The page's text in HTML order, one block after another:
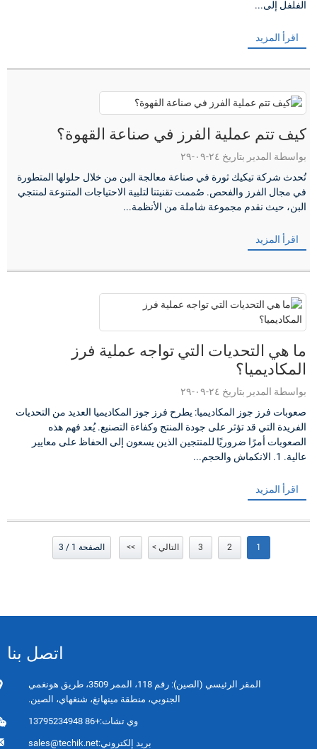
الفلفل إلى...
اقرأ المزيد
كيف تتم عملية الفرز في صناعة القهوة؟
بواسطة المدير بتاريخ ٢٤-٠٩-٢٩
تُحدث شركة تيكيك ثورة في صناعة معالجة البن من خلال حلولها المتطورة
في مجال الفرز والفحص. صُممت تقنيتنا لتلبية الاحتياجات المتنوعة لمنتجي
البن، حيث نقدم مجموعة شاملة من الأنظمة...
اقرأ المزيد
ما هي التحديات التي تواجه عملية فرز
المكاديميا؟
بواسطة المدير بتاريخ ٢٤-٠٩-٢٩
صعوبات فرز جوز المكاديميا: يطرح فرز جوز المكاديميا العديد من التحديات
الفريدة التي قد تؤثر على جودة المنتج وكفاءة التصنيع. يُعد فهم هذه
الصعوبات أمرًا ضروريًا للمنتجين الذين يسعون إلى الحفاظ على معايير
عالية. 1. الانكماش والحجم...
اقرأ المزيد
1
2
3 التالي > >> الصفحة 1 / 3
اتصل بنا
المقر الرئيسي (الصين): رقم 118، الممر 3509، طريق هونغمي
الجنوبي، منطقة مينهانغ، شنغهاي، الصين.
وي تشات:+86 13795234948
بريد إلكتروني:sales@techik.net